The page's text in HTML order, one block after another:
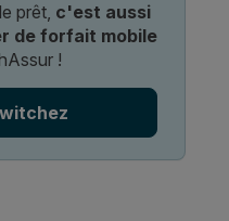
prêt, c'est aussi
de forfait mobile
!